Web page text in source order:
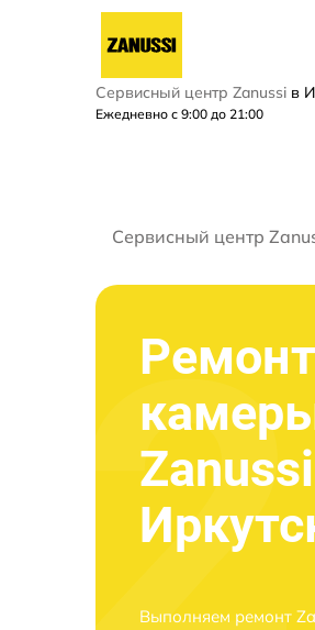
Сервисный центр Zanussi в
Ежедневно с 9:00 до 21:00
Сервисный центр
Выполняем ремонт